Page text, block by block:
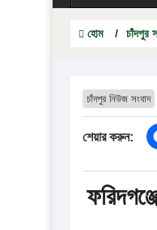
হোম / চাঁদপুর
চাঁদপুর নিউজ সংবাদ
শেয়ার করুন: